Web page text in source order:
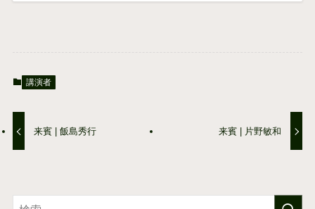
講演者
来賓 | 飯島秀行 来賓 | 片野敏和